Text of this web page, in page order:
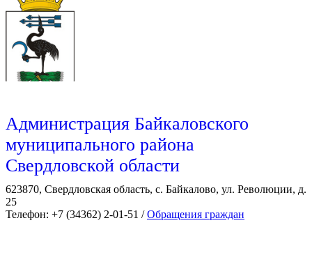
Администрация Байкаловского
муниципального района
Свердловской области
623870, Свердловская область, с. Байкалово, ул. Революции, д.
25
Телефон: +7 (34362) 2-01-51 /Обращения граждан